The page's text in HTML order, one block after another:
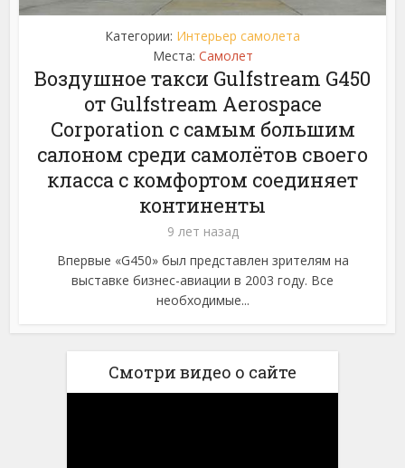
Категории: Интерьер самолета
Места: Самолет
Воздушное такси Gulfstream G450
от Gulfstream Aerospace
Corporation с самым большим
салоном среди самолётов своего
класса с комфортом соединяет
континенты
9 лет назад
Впервые «G450» был представлен зрителям на
выставке бизнес-авиации в 2003 году. Все
необходимые...
Смотри видео о сайте